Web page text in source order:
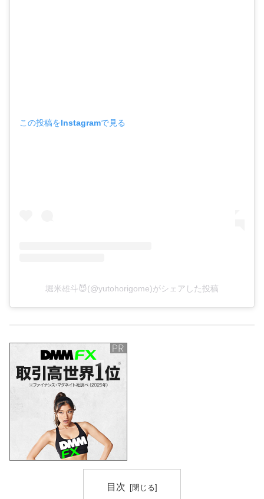
この投稿をInstagramで見る
堀米雄斗😈(@yutohorigome)がシェアした投稿
目次